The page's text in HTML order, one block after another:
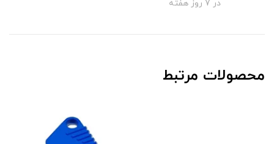
در 7 روز هفته
محصولات مرتبط